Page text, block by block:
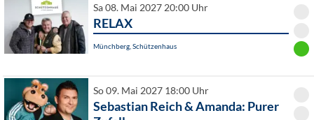
Sa 08. Mai 2027 20:00 Uhr
RELAX
Münchberg, Schützenhaus
So 09. Mai 2027 18:00 Uhr
Sebastian Reich & Amanda: Purer